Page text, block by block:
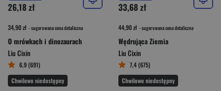
26,18 zł
34,90 zł - sugerowana cena detaliczna
O mrówkach i dinozaurach
Liu Cixin
6,9 (691)
Chwilowo niedostępny
33,68 zł
44,90 zł - sugerowana cena detaliczna
Wędrująca Ziemia
Liu Cixin
7,4 (675)
Chwilowo niedostępny